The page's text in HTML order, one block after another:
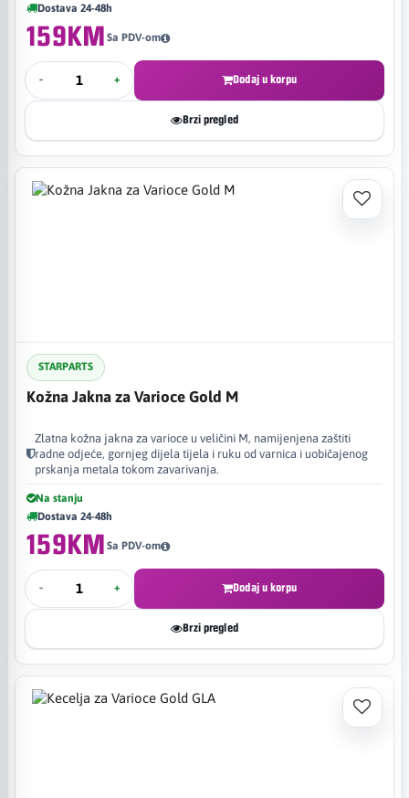
Dostava 24-48h
159KM Sa PDV-om
- + Dodaj u korpu
Brzi pregled
STARPARTS
Kožna Jakna za Varioce Gold M
Zlatna kožna jakna za varioce u veličini M, namijenjena zaštiti
radne odjeće, gornjeg dijela tijela i ruku od varnica i uobičajenog
prskanja metala tokom zavarivanja.
Na stanju
Dostava 24-48h
159KM Sa PDV-om
- + Dodaj u korpu
Brzi pregled